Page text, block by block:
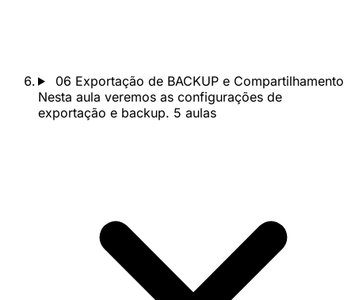
06 Exportação de BACKUP e Compartilhamento
Nesta aula veremos as configurações de
exportação e backup. 5 aulas